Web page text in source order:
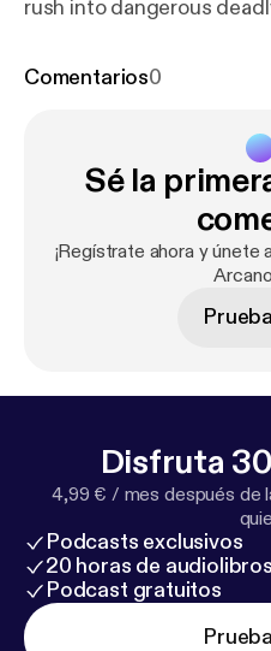
rush into dangerous
Risky (Gene Remington);
m.com/
Comentarios0
Sé la
¡Regístrate ahora y únete
Disfruta
4,99 € / mes después de
Podcasts exclusivos
20 horas de
Podcast gratuitos